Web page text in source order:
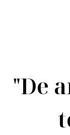
"De